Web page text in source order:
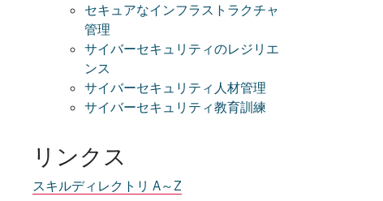
セキュアなインフラストラクチャ
管理
サイバーセキュリティのレジリエ
ンス
サイバーセキュリティ人材管理
サイバーセキュリティ教育訓練
リンクス
スキルディレクトリ A～Z